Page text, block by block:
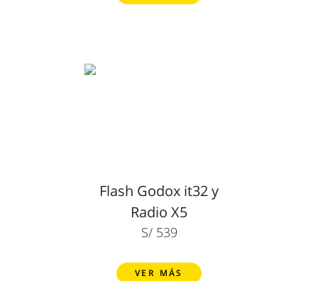
Flash Godox it32 y
Radio X5
S/ 539
VER MÁS